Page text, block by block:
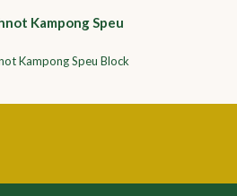
Kampong Speu
Kampong Speu Block